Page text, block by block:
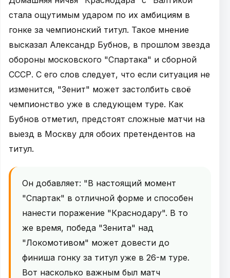
стала ощутимым ударом по их амбициям в
гонке за чемпионский титул. Такое мнение
высказал Александр Бубнов, в прошлом звезда
обороны московского "Спартака" и сборной
СССР. С его слов следует, что если ситуация не
изменится, "Зенит" может застолбить своё
чемпионство уже в следующем туре. Как
Бубнов отметил, предстоят сложные матчи на
выезд в Москву для обоих претендентов на
титул.
Он добавляет: "В настоящий момент
"Спартак" в отличной форме и способен
нанести поражение "Краснодару". В то
же время, победа "Зенита" над
"Локомотивом" может довести до
финиша гонку за титул уже в 26-м туре.
Вот насколько важным был матч